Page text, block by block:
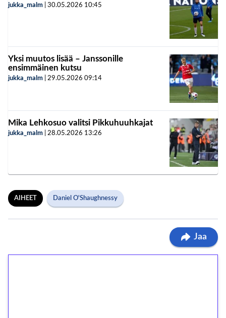
jukka_malm 30.05.2026 10:45
Yksi muutos lisää – Janssonille
ensimmäinen kutsu
jukka_malm 29.05.2026 09:14
Mika Lehkosuo valitsi Pikkuhuuhkajat
jukka_malm 28.05.2026 13:26
AIHEET Daniel O'Shaughnessy
Jaa